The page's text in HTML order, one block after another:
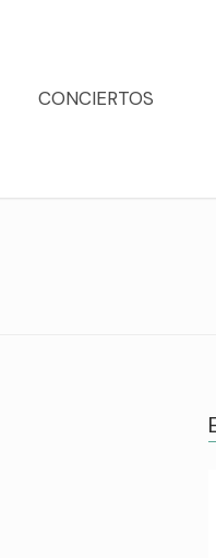
CONCIERTOS